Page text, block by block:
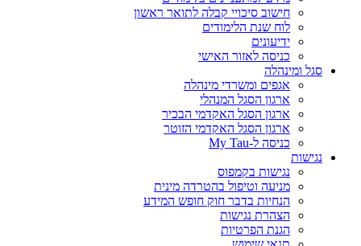
חישוב סיכויי קבלה לתואר ראשון
לוח שנת הלימודים
ידיעונים
כניסה לאזור האישי
סגל ומינהלה
אגפים ומשרדי מינהלה
ארגון הסגל המנהלי
ארגון הסגל האקדמי הבכיר
ארגון הסגל האקדמי הזוטר
כניסה ל-My Tau
נגישות
נגישות בקמפוס
מניעה וטיפול בהטרדה מינית
הנחיות בדבר חוק חופש המידע
הצהרת נגישות
הגנת הפרטיות